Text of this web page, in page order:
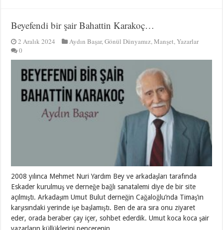
Beyefendi bir şair Bahattin Karakoç…
2 Aralık 2024 Aydın Başar,Gönül Dünyamız,Manşet,Yazarlar
0
2008 yılınca Mehmet Nuri Yardım Bey ve arkadaşları tarafında
Eskader kurulmuş ve derneğe bağlı sanatalemi diye de bir site
açılmıştı. Arkadaşım Umut Bulut derneğin Cağaloğlu’nda Timaş’ın
karşısındaki yerinde işe başlamıştı. Ben de ara sıra onu ziyaret
eder, orada beraber çay içer, sohbet ederdik. Umut koca koca şair